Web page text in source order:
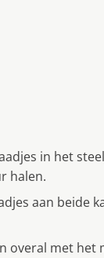
in het
halen.
aan beide
overal met het